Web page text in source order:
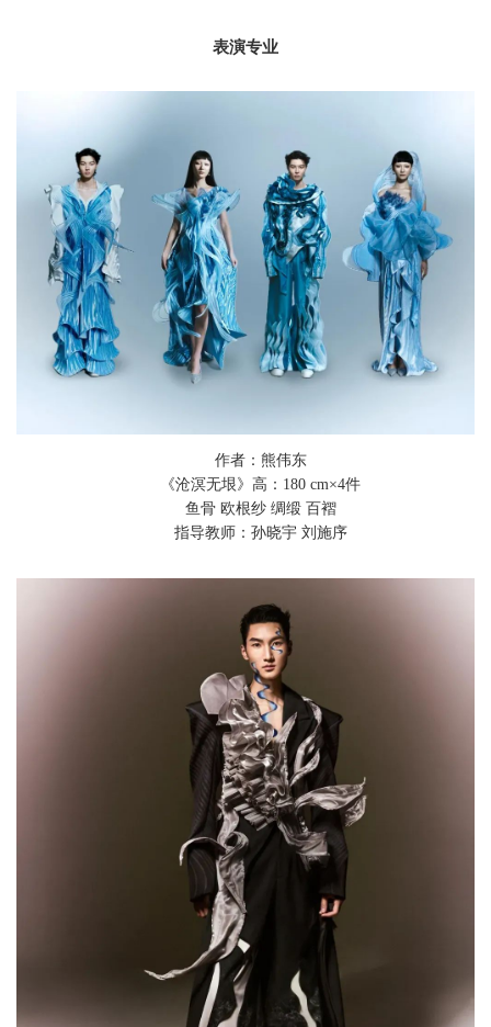
表演专业
作者：熊伟东
《沧溟无垠》 高： 180 cm×4件
鱼骨 欧根纱 绸缎 百褶
指导教师：孙晓宇 刘施序